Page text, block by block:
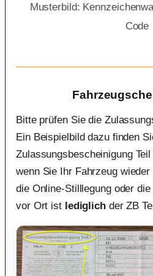
Musterbild:
Code
Bitte prüfen Sie die
Ein Beispielbild dazu finden
Zulassungsbescheinigung Teil
wenn Sie Ihr Fahrzeug
die Online-Stilllegung oder
vor Ort ist lediglichder ZB